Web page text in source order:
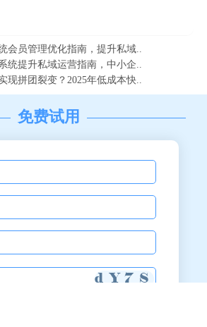
会员管理优化指南，提升私域..
统提升私域运营指南，中小企..
现拼团裂变？2025年低成本快..
免费试用